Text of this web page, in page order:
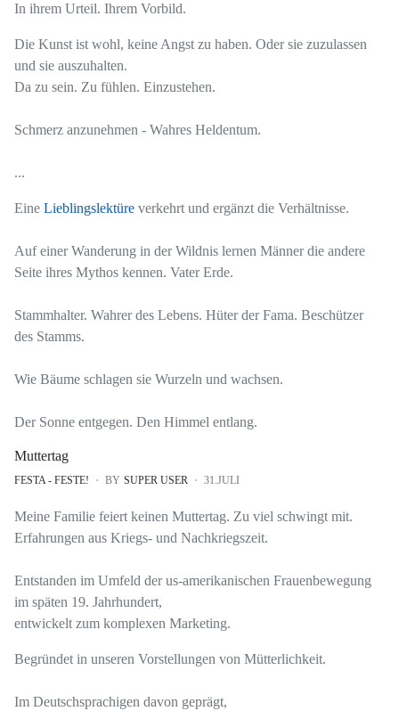
In ihrem Urteil. Ihrem Vorbild.
Die Kunst ist wohl, keine Angst zu haben. Oder sie zuzulassen
und sie auszuhalten.
Da zu sein. Zu fühlen. Einzustehen.
Schmerz anzunehmen - Wahres Heldentum.
...
Eine Lieblingslektüre verkehrt und ergänzt die Verhältnisse.
Auf einer Wanderung in der Wildnis lernen Männer die andere
Seite ihres Mythos kennen. Vater Erde.
Stammhalter. Wahrer des Lebens. Hüter der Fama. Beschützer
des Stamms.
Wie Bäume schlagen sie Wurzeln und wachsen.
Der Sonne entgegen. Den Himmel entlang.
Muttertag
FESTA - FESTE! BY SUPER USER 31.JULI
Meine Familie feiert keinen Muttertag. Zu viel schwingt mit.
Erfahrungen aus Kriegs- und Nachkriegszeit.
Entstanden im Umfeld der us-amerikanischen Frauenbewegung
im späten 19. Jahrhundert,
entwickelt zum komplexen Marketing.
Begründet in unseren Vorstellungen von Mütterlichkeit.
Im Deutschsprachigen davon geprägt,